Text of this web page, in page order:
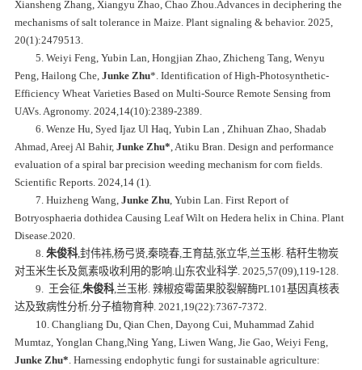
Xiansheng Zhang, Xiangyu Zhao, Chao Zhou.Advances in deciphering the
mechanisms of salt tolerance in Maize. Plant signaling & behavior. 2025,
20(1):2479513.
5. Weiyi Feng, Yubin Lan, Hongjian Zhao, Zhicheng Tang, Wenyu
Peng, Hailong Che, Junke Zhu*. Identification of High-Photosynthetic-
Efficiency Wheat Varieties Based on Multi-Source Remote Sensing from
UAVs. Agronomy. 2024,14(10):2389-2389.
6.Wenze Hu, Syed Ijaz Ul Haq, Yubin Lan , Zhihuan Zhao, Shadab
Ahmad, Areej Al Bahir, Junke Zhu* , Atiku Bran. Design and performance
evaluation of a spiral bar precision weeding mechanism for corn fields.
Scientific Reports. 2024,14 (1).
7. Huizheng Wang,Junke Zhu , Yubin Lan. First Report of
Botryosphaeria dothidea Causing Leaf Wilt on Hedera helix in China. Plant
Disease .2020.
8.朱俊科,封伟祎,杨弓贤,秦晓春,王育喆,张立华,兰玉彬. 秸秆生物炭
对玉米生长及氮素吸收利用的影响.山东农业科学. 2025,57(09),119-128.
9. 王会征,朱俊科,兰玉彬. 辣椒疫霉菌果胶裂解酶PL101基因真核表
达及致病性分析.分子植物育种. 2021,19(22):7367-7372.
10.Changliang Du, Qian Chen, Dayong Cui, Muhammad Zahid
Mumtaz, Yonglan Chang,Ning Yang, Liwen Wang, Jie Gao, Weiyi Feng,
Junke Zhu* . Harnessing endophytic fungi for sustainable agriculture: